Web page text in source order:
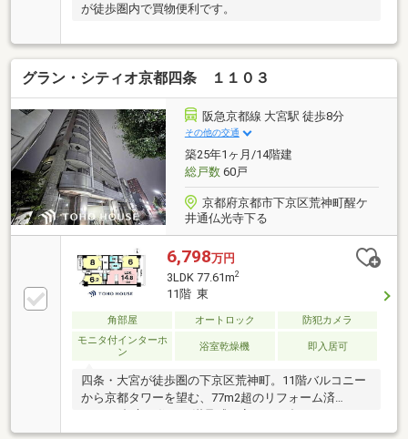
が徒歩圏内で買物便利です。
グラン・シティオ京都四条 １１０３
阪急京都線 大宮駅 徒歩8分
その他の交通
築25年1ヶ月/14階建
総戸数60戸
京都府京都市下京区荒神町醒ケ
井通仏光寺下る
6,798万円
3LDK 77.61m2
11階 東
角部屋 オートロック
防犯カメラ
モニタ付インターホ
ン
浴室乾燥機 即入居可
四条・大宮が徒歩圏の下京区荒神町。11階バルコニー
から京都タワーを望む、77m2超のリフォーム済